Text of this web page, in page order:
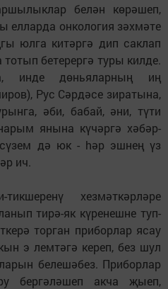
белән көрәшеп,
елларда онкология зәхмәте
юлга китәргә дип саклап
бетерергә туры килде.
инде дөньяларның иң
Рус Сәрдәсе зиратына,
әби, бабай, әни, түти
янына күчәргә хәбәр-
дә юк - hәр эшнең үз
ич.
хезмәткәрләре
тирә-як күренешне туп-
торган приборлар ясау
э лемтәгә кереп, без шул
белешәбез. Приборлар
бергәләшеп акча җыеп,